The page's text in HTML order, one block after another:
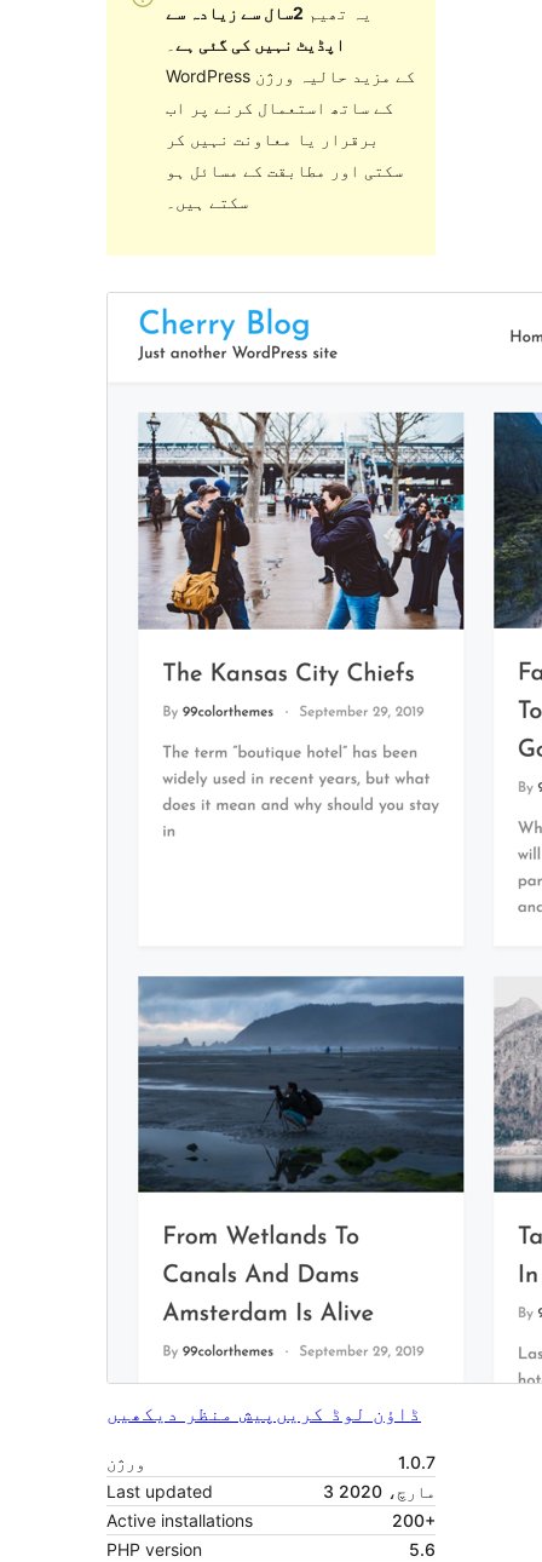
یہ تھیم
2سال سے زیادہ سے
اپڈیٹ نہیں کی گئی ہے
WordPress کے مزید حالیہ ورژن
کے ساتھ استعمال کرنے پر اب
برقرار یا معاونت نہیں کر
سکتی اور مطابقت کے مسائل ہو
سکتے ہیں۔
پیش منظر دیکھیں ڈاؤن لوڈ کریں
ورژن
1.0.7
Last updated
3 مارچ، 2020
Active installations
200+
PHP version
5.6